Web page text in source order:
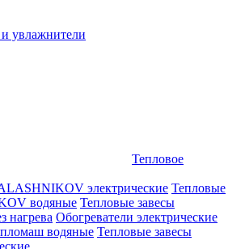
увлажнители
Тепловое
электрические Тепловые
водяные Тепловые завесы
нагрева Обогреватели электрические
водяные Тепловые завесы